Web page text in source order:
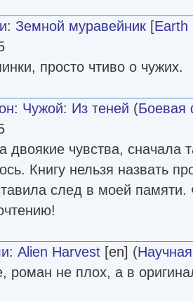
: Земной муравейник [Earth
просто чтиво о чужих.
: Чужой: Из теней (Боевая
двоякие чувства, сначала
Книгу нельзя назвать
след в моей
: Alien Harvest [en] (
роман не плох, а в